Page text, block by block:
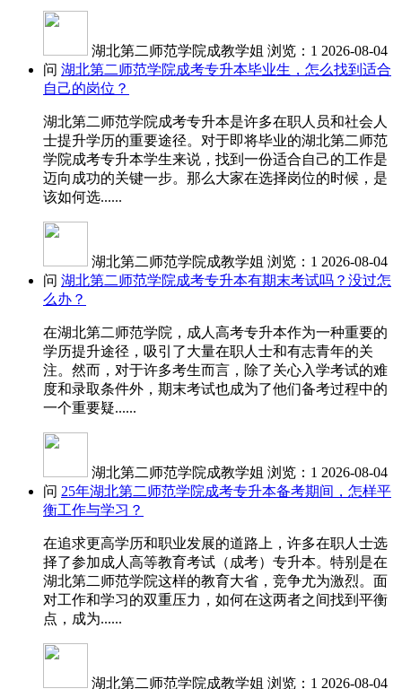
湖北第二师范学院成教学姐 浏览：1 2026-08-04
问 湖北第二师范学院成考专升本毕业生，怎么找到适合
自己的岗位？
湖北第二师范学院成考专升本是许多在职人员和社会人
士提升学历的重要途径。对于即将毕业的湖北第二师范
学院成考专升本学生来说，找到一份适合自己的工作是
迈向成功的关键一步。那么大家在选择岗位的时候，是
该如何选......
湖北第二师范学院成教学姐 浏览：1 2026-08-04
问 湖北第二师范学院成考专升本有期末考试吗？没过怎
么办？
在湖北第二师范学院，成人高考专升本作为一种重要的
学历提升途径，吸引了大量在职人士和有志青年的关
注。然而，对于许多考生而言，除了关心入学考试的难
度和录取条件外，期末考试也成为了他们备考过程中的
一个重要疑......
湖北第二师范学院成教学姐 浏览：1 2026-08-04
问 25年湖北第二师范学院成考专升本备考期间，怎样平
衡工作与学习？
在追求更高学历和职业发展的道路上，许多在职人士选
择了参加成人高等教育考试（成考）专升本。特别是在
湖北第二师范学院这样的教育大省，竞争尤为激烈。面
对工作和学习的双重压力，如何在这两者之间找到平衡
点，成为......
湖北第二师范学院成教学姐 浏览：1 2026-08-04